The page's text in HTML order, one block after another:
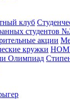
клуб
студентов
акции
кружки
Олимпиад